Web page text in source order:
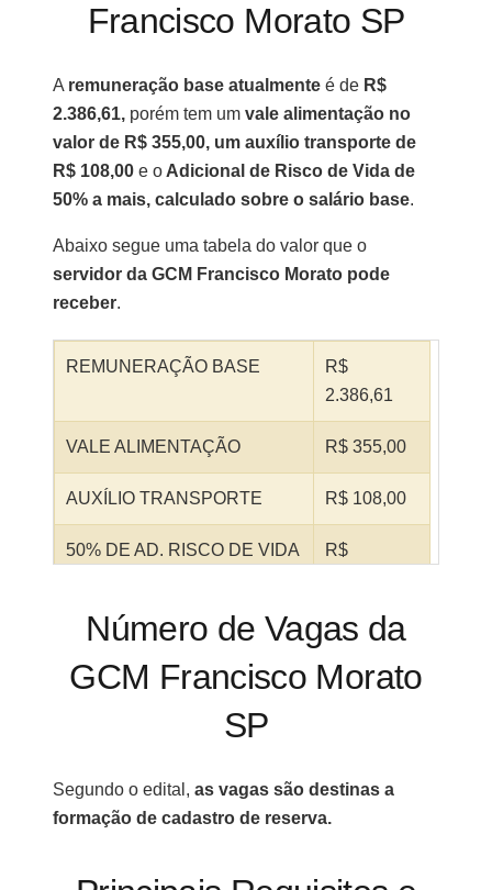
Francisco Morato SP
A remuneração base atualmente é de R$
2.386,61, porém tem um vale alimentação no
valor de R$ 355,00, um auxílio transporte de
R$ 108,00 e o Adicional de Risco de Vida de
50% a mais, calculado sobre o salário base.
Abaixo segue uma tabela do valor que o
servidor da GCM Francisco Morato pode
receber.
REMUNERAÇÃO BASE
R$
2.386,61
VALE ALIMENTAÇÃO R$ 355,00
AUXÍLIO TRANSPORTE R$ 108,00
50% DE AD. RISCO DE VIDA
R$
TOTAL
R$
Número de Vagas da
GCM Francisco Morato
SP
Segundo o edital, as vagas são destinas a
formação de cadastro de reserva.